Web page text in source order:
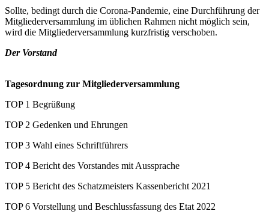
Sollte, bedingt durch die Corona-Pandemie, eine Durchführung der
Mitgliederversammlung im üblichen Rahmen nicht möglich sein,
wird die Mitgliederversammlung kurzfristig verschoben.
Der Vorstand
Tagesordnung zur Mitgliederversammlung
TOP 1 Begrüßung
TOP 2 Gedenken und Ehrungen
TOP 3 Wahl eines Schriftführers
TOP 4 Bericht des Vorstandes mit Aussprache
TOP 5 Bericht des Schatzmeisters Kassenbericht 2021
TOP 6 Vorstellung und Beschlussfassung des Etat 2022